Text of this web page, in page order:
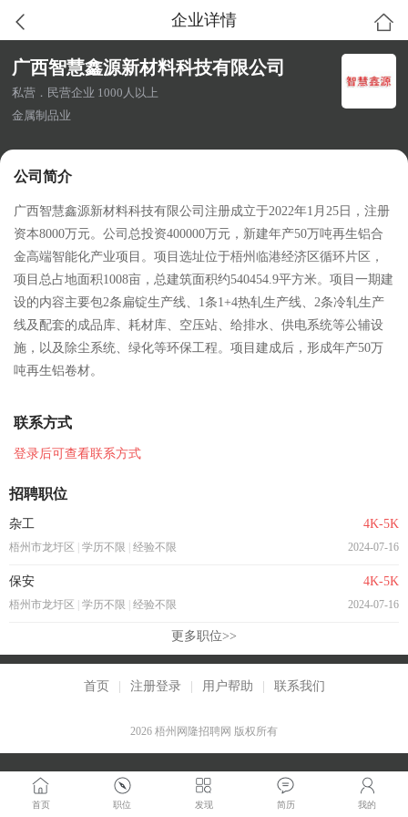
企业详情
广西智慧鑫源新材料科技有限公司
私营．民营企业 1000人以上
金属制品业
公司简介
广西智慧鑫源新材料科技有限公司注册成立于2022年1月25日，注册
资本8000万元。公司总投资400000万元，新建年产50万吨再生铝合
金高端智能化产业项目。项目选址位于梧州临港经济区循环片区，
项目总占地面积1008亩，总建筑面积约540454.9平方米。项目一期建
设的内容主要包2条扁锭生产线、1条1+4热轧生产线、2条冷轧生产
线及配套的成品库、耗材库、空压站、给排水、供电系统等公辅设
施，以及除尘系统、绿化等环保工程。项目建成后，形成年产50万
吨再生铝卷材。
联系方式
登录后可查看联系方式
招聘职位
杂工 4K-5K
梧州市龙圩区 学历不限 经验不限 2024-07-16
保安 4K-5K
梧州市龙圩区 学历不限 经验不限 2024-07-16
更多职位>>
首页 注册登录 用户帮助 联系我们
2026 梧州网隆招聘网 版权所有
首页 职位 发现 简历 我的